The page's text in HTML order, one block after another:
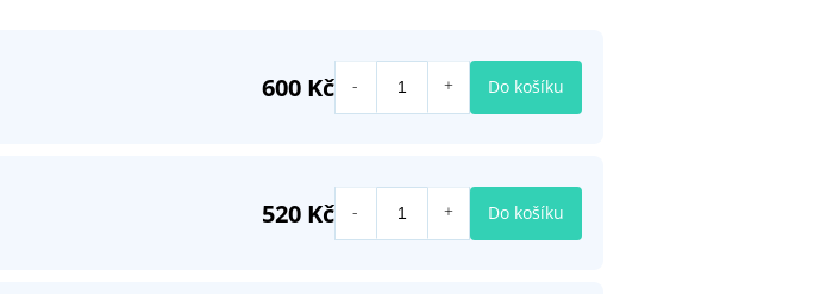
600 Kč Do košíku
520 Kč Do košíku